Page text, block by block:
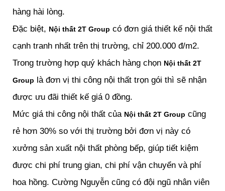
hàng hài lòng.
Đặc biệt, Nội thất 2T Group có đơn giá thiết kế nội thất
cạnh tranh nhất trên thị trường, chỉ 200.000 đ/m2.
Trong trường hợp quý khách hàng chọn Nội thất 2T
Group là đơn vị thi công nội thất trọn gói thì sẽ nhận
được ưu đãi thiết kế giá 0 đồng.
Mức giá thi công nội thất của Nội thất 2T Group cũng
rẻ hơn 30% so với thị trường bởi đơn vị này có
xưởng sản xuất nội thất phòng bếp, giúp tiết kiệm
được chi phí trung gian, chi phí vận chuyển và phí
hoa hồng. Cường Nguyễn cũng có đội ngũ nhân viên